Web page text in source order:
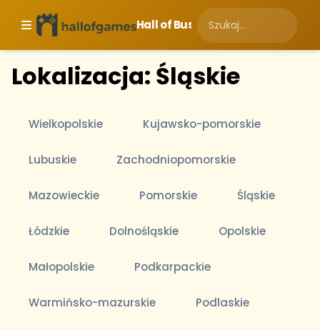
Hall of Business
Lokalizacja: Śląskie
Wielkopolskie Kujawsko-pomorskie
Lubuskie Zachodniopomorskie
Mazowieckie Pomorskie Śląskie
Łódzkie Dolnośląskie Opolskie
Małopolskie Podkarpackie
Warmińsko-mazurskie Podlaskie